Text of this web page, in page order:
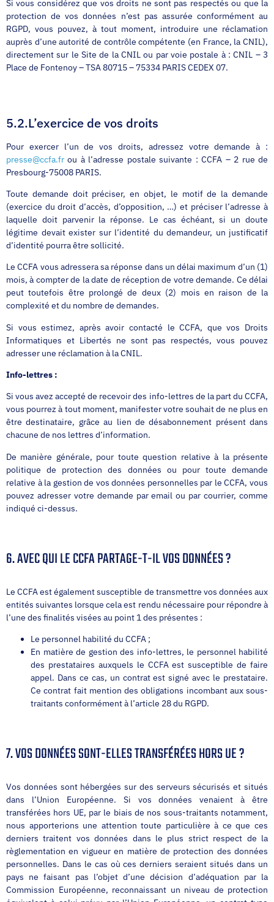
Si vous considérez que vos droits ne sont pas respectés ou que la
protection de vos données n’est pas assurée conformément au
RGPD, vous pouvez, à tout moment, introduire une réclamation
auprès d’une autorité de contrôle compétente (en France, la CNIL),
directement sur le Site de la CNIL ou par voie postale à : CNIL – 3
Place de Fontenoy – TSA 80715 – 75334 PARIS CEDEX 07.
5.2.L’exercice de vos droits
Pour exercer l’un de vos droits, adressez votre demande à :
presse@ccfa.fr ou à l’adresse postale suivante : CCFA – 2 rue de
Presbourg-75008 PARIS.
Toute demande doit préciser, en objet, le motif de la demande
(exercice du droit d’accès, d’opposition, …) et préciser l’adresse à
laquelle doit parvenir la réponse. Le cas échéant, si un doute
légitime devait exister sur l’identité du demandeur, un justificatif
d’identité pourra être sollicité.
Le CCFA vous adressera sa réponse dans un délai maximum d’un (1)
mois, à compter de la date de réception de votre demande. Ce délai
peut toutefois être prolongé de deux (2) mois en raison de la
complexité et du nombre de demandes.
Si vous estimez, après avoir contacté le CCFA, que vos Droits
Informatiques et Libertés ne sont pas respectés, vous pouvez
adresser une réclamation à la CNIL.
Info-lettres :
Si vous avez accepté de recevoir des info-lettres de la part du CCFA,
vous pourrez à tout moment, manifester votre souhait de ne plus en
être destinataire, grâce au lien de désabonnement présent dans
chacune de nos lettres d’information.
De manière générale, pour toute question relative à la présente
politique de protection des données ou pour toute demande
relative à la gestion de vos données personnelles par le CCFA, vous
pouvez adresser votre demande par email ou par courrier, comme
indiqué ci-dessus.
6. AVEC QUI LE CCFA PARTAGE-T-IL VOS DONNÉES ?
Le CCFA est également susceptible de transmettre vos données aux
entités suivantes lorsque cela est rendu nécessaire pour répondre à
l’une des finalités visées au point 1 des présentes :
Le personnel habilité du CCFA ;
En matière de gestion des info-lettres, le personnel habilité
des prestataires auxquels le CCFA est susceptible de faire
appel. Dans ce cas, un contrat est signé avec le prestataire.
Ce contrat fait mention des obligations incombant aux sous-
traitants conformément à l’article 28 du RGPD.
7. VOS DONNÉES SONT-ELLES TRANSFÉRÉES HORS UE ?
Vos données sont hébergées sur des serveurs sécurisés et situés
dans l’Union Européenne. Si vos données venaient à être
transférées hors UE, par le biais de nos sous-traitants notamment,
nous apporterions une attention toute particulière à ce que ces
derniers traitent vos données dans le plus strict respect de la
règlementation en vigueur en matière de protection des données
personnelles. Dans le cas où ces derniers seraient situés dans un
pays ne faisant pas l’objet d’une décision d’adéquation par la
Commission Européenne, reconnaissant un niveau de protection